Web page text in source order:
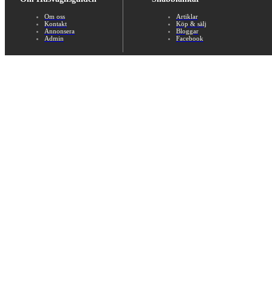
Om oss
Kontakt
Annonsera
Admin
Artiklar
Köp & sälj
Bloggar
Facebook